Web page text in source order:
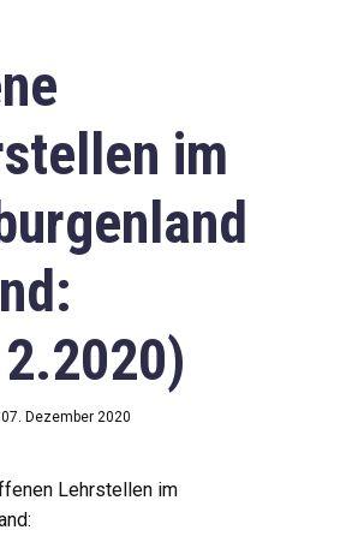
im
Dezember 2020
Lehrstellen im